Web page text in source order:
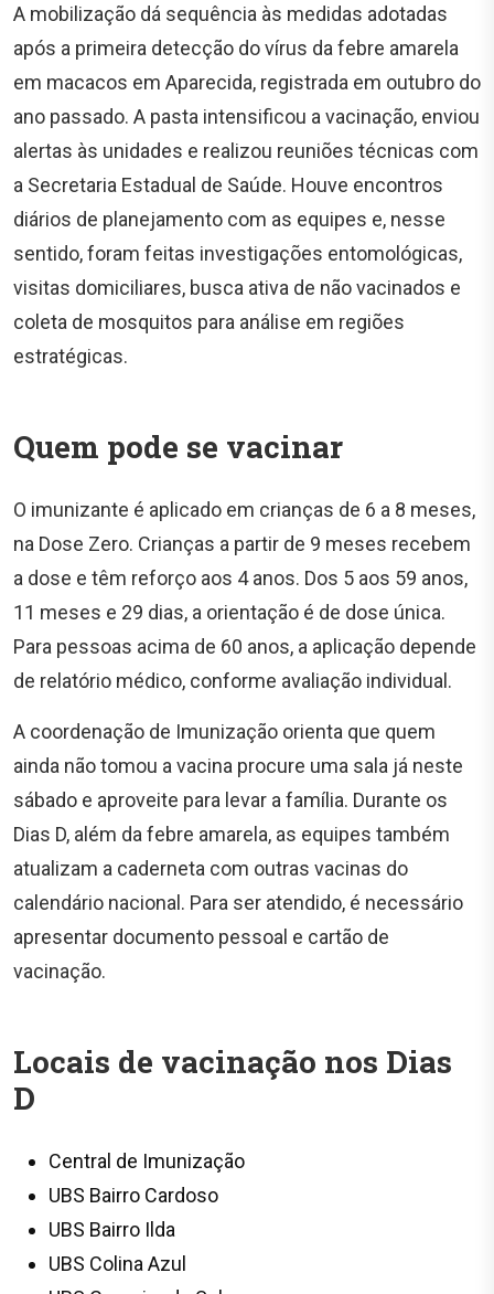
A mobilização dá sequência às medidas adotadas
após a primeira detecção do vírus da febre amarela
em macacos em Aparecida, registrada em outubro do
ano passado. A pasta intensificou a vacinação, enviou
alertas às unidades e realizou reuniões técnicas com
a Secretaria Estadual de Saúde. Houve encontros
diários de planejamento com as equipes e, nesse
sentido, foram feitas investigações entomológicas,
visitas domiciliares, busca ativa de não vacinados e
coleta de mosquitos para análise em regiões
estratégicas.
Quem pode se vacinar
O imunizante é aplicado em crianças de 6 a 8 meses,
na Dose Zero. Crianças a partir de 9 meses recebem
a dose e têm reforço aos 4 anos. Dos 5 aos 59 anos,
11 meses e 29 dias, a orientação é de dose única.
Para pessoas acima de 60 anos, a aplicação depende
de relatório médico, conforme avaliação individual.
A coordenação de Imunização orienta que quem
ainda não tomou a vacina procure uma sala já neste
sábado e aproveite para levar a família. Durante os
Dias D, além da febre amarela, as equipes também
atualizam a caderneta com outras vacinas do
calendário nacional. Para ser atendido, é necessário
apresentar documento pessoal e cartão de
vacinação.
Locais de vacinação nos Dias
D
Central de Imunização
UBS Bairro Cardoso
UBS Bairro Ilda
UBS Colina Azul